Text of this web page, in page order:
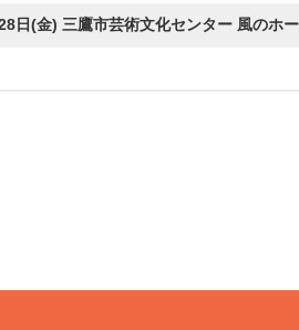
日(金) 三鷹市芸術文化センター 風のホ